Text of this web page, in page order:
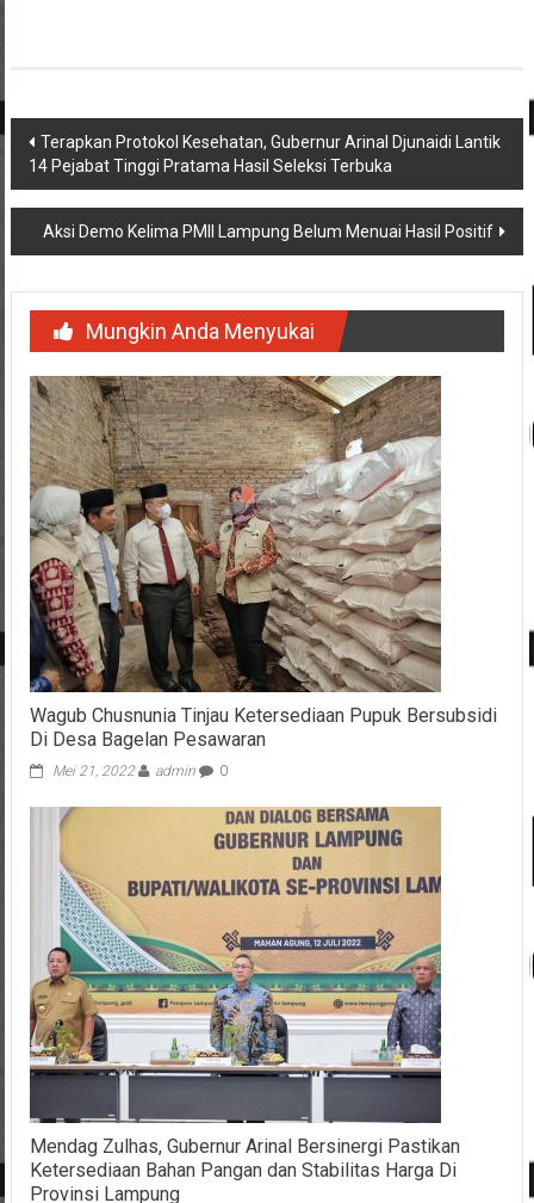
Navigasi
pos
Terapkan Protokol Kesehatan, Gubernur Arinal Djunaidi Lantik
14 Pejabat Tinggi Pratama Hasil Seleksi Terbuka
Aksi Demo Kelima PMII Lampung Belum Menuai Hasil Positif
Mungkin Anda Menyukai
Wagub Chusnunia Tinjau Ketersediaan Pupuk Bersubsidi
Di Desa Bagelan Pesawaran
Mei 21, 2022 admin 0
Mendag Zulhas, Gubernur Arinal Bersinergi Pastikan
Ketersediaan Bahan Pangan dan Stabilitas Harga Di
Provinsi Lampung